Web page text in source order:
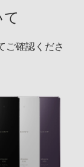
ご確認くださ